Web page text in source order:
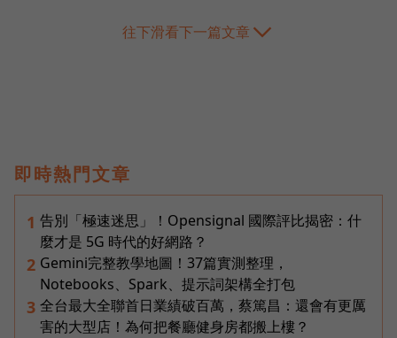
往下滑看下一篇文章
即時熱門文章
1 告別「極速迷思」！Opensignal 國際評比揭密：什
麼才是 5G 時代的好網路？
2 Gemini完整教學地圖！37篇實測整理，
Notebooks、Spark、提示詞架構全打包
3 全台最大全聯首日業績破百萬，蔡篤昌：還會有更厲
害的大型店！為何把餐廳健身房都搬上樓？